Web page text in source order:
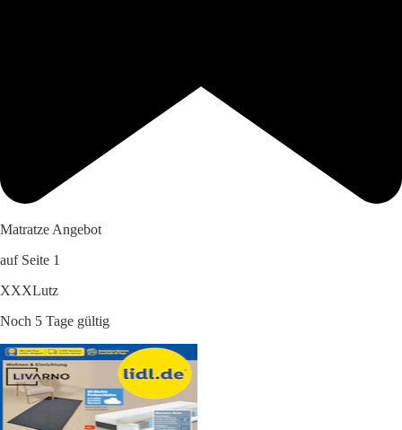
Matratze Angebot
auf Seite 1
XXXLutz
Noch 5 Tage gültig